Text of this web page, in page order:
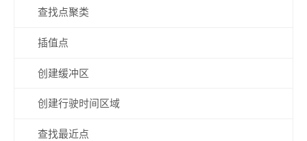
查找点聚类
插值点
创建缓冲区
创建行驶时间区域
查找最近点